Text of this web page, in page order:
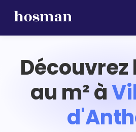
au m² à